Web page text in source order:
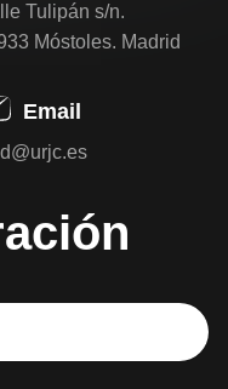
Tulipán s/n.
Móstoles. Madrid
Email